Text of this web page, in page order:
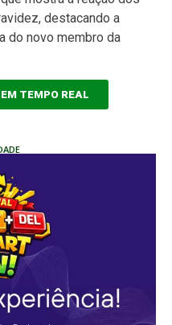
destacando a
do novo membro da
TEMPO REAL